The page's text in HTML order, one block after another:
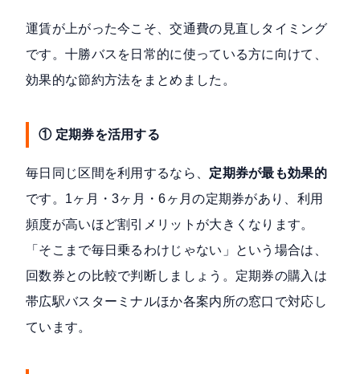
運賃が上がった今こそ、交通費の見直しタイミング
です。十勝バスを日常的に使っている方に向けて、
効果的な節約方法をまとめました。
① 定期券を活用する
毎日同じ区間を利用するなら、 定期券が最も効果的
です。1ヶ月・3ヶ月・6ヶ月の定期券があり、利用
頻度が高いほど割引メリットが大きくなります。
「そこまで毎日乗るわけじゃない」という場合は、
回数券との比較で判断しましょう。定期券の購入は
帯広駅バスターミナルほか各案内所の窓口で対応し
ています。